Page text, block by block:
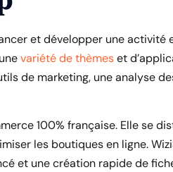
et développer une activité
variété de thèmeset
de marketing, une analyse
100% française. Elle se
les boutiques en ligne.
et une création rapide de